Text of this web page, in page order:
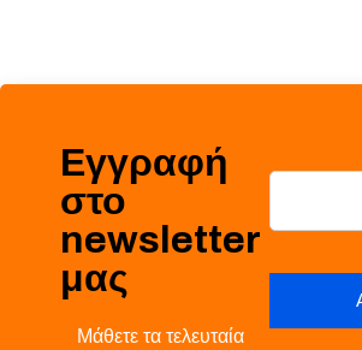
Εγγραφή
στο
newsletter
μας
Μάθετε τα τελευταία